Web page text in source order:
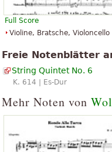
Full Score
Violine, Bratsche, Violoncello
Freie Notenblätter
String Quintet No. 6
K. 614 | Es-Dur
Mehr Noten von